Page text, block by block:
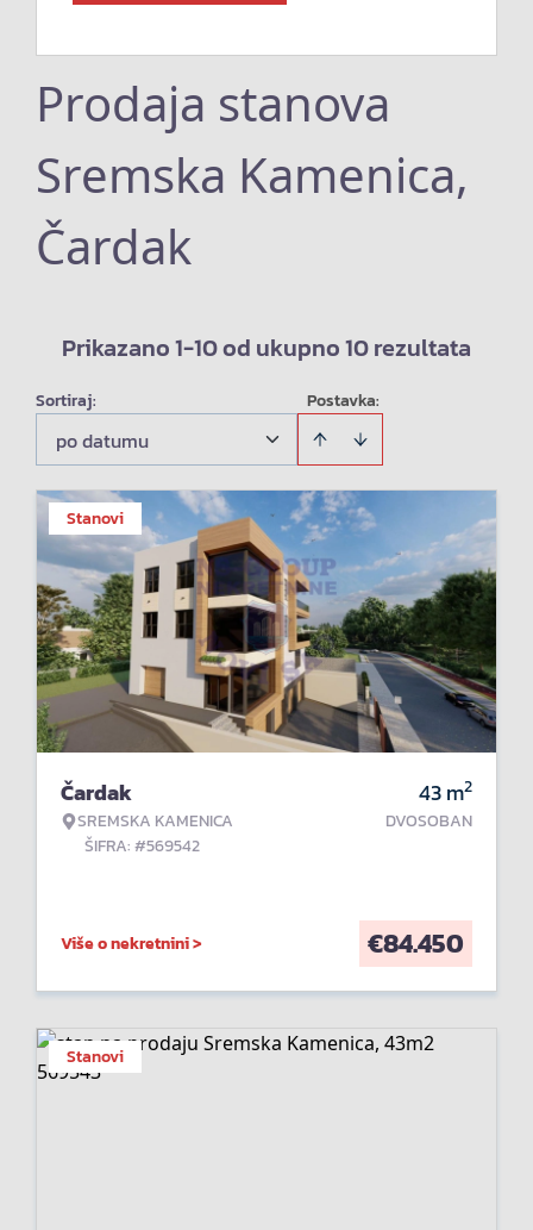
Prodaja stanova
Sremska Kamenica,
Čardak
Prikazano 1-10 od ukupno 10 rezultata
Postavka:
Sortiraj:
po datumu
Stanovi
Čardak
SREMSKA KAMENICA
ŠIFRA: #569542
43m2
DVOSOBAN
Više o nekretnini > €84.450
Stanovi